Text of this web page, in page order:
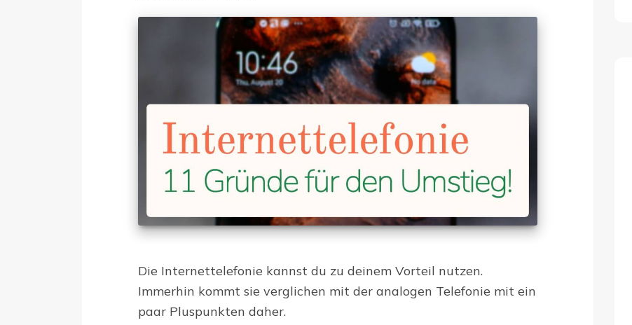
Die Internettelefonie kannst du zu deinem Vorteil nutzen.
Immerhin kommt sie verglichen mit der analogen Telefonie mit ein
paar Pluspunkten daher.